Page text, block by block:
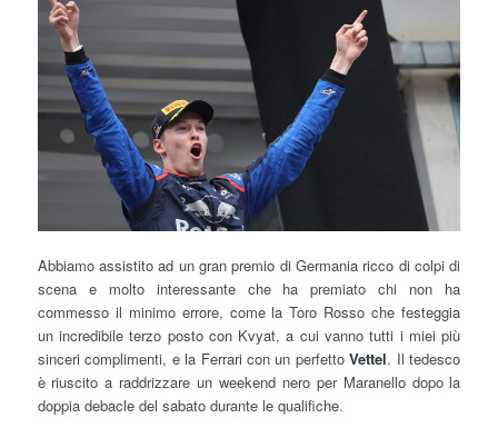
Abbiamo assistito ad un gran premio di Germania ricco di colpi di
scena e molto interessante che ha premiato chi non ha
commesso il minimo errore, come la Toro Rosso che festeggia
un incredibile terzo posto con Kvyat, a cui vanno tutti i miei più
sinceri complimenti, e la Ferrari con un perfettoVettel. Il tedesco
è riuscito a raddrizzare un weekend nero per Maranello dopo la
doppia debacle del sabato durante le qualifiche.